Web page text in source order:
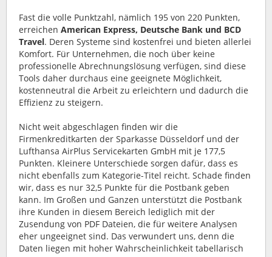
Fast die volle Punktzahl, nämlich 195 von 220 Punkten,
erreichen American Express, Deutsche Bank und BCD
Travel. Deren Systeme sind kostenfrei und bieten allerlei
Komfort. Für Unternehmen, die noch über keine
professionelle Abrechnungslösung verfügen, sind diese
Tools daher durchaus eine geeignete Möglichkeit,
kostenneutral die Arbeit zu erleichtern und dadurch die
Effizienz zu steigern.
Nicht weit abgeschlagen finden wir die
Firmenkreditkarten der Sparkasse Düsseldorf und der
Lufthansa AirPlus Servicekarten GmbH mit je 177,5
Punkten. Kleinere Unterschiede sorgen dafür, dass es
nicht ebenfalls zum Kategorie-Titel reicht. Schade finden
wir, dass es nur 32,5 Punkte für die Postbank geben
kann. Im Großen und Ganzen unterstützt die Postbank
ihre Kunden in diesem Bereich lediglich mit der
Zusendung von PDF Dateien, die für weitere Analysen
eher ungeeignet sind. Das verwundert uns, denn die
Daten liegen mit hoher Wahrscheinlichkeit tabellarisch